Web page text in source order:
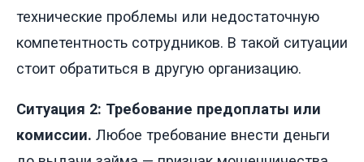
технические проблемы или недостаточную
компетентность сотрудников. В такой ситуации
стоит обратиться в другую организацию.
Ситуация 2: Требование предоплаты или
комиссии. Любое требование внести деньги